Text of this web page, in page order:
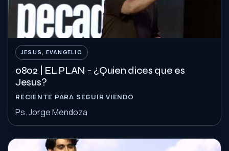
JESUS, EVANGELIO
0802 | EL PLAN - ¿Quien dices que es
Jesus?
RECIENTE PARA SEGUIR VIENDO
Ps. Jorge Mendoza